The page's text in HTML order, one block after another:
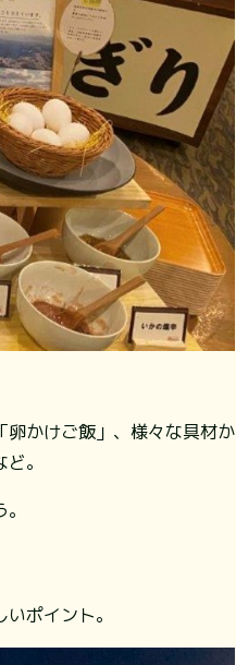
かけご飯」、様々な具材か
。
ポイント。